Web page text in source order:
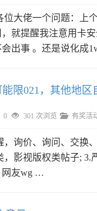
位大佬一个问题：
就提醒我注意用卡
出事 。还是说化成
限021，其他地区
0 301 次浏览 有奖活
，询价、询问、交
，影视版权类帖子;
网友wg …